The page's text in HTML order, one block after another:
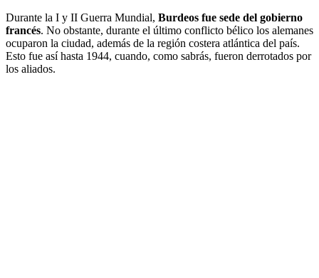
Durante la I y II Guerra Mundial, Burdeos fue sede del gobierno
francés. No obstante, durante el último conflicto bélico los alemanes
ocuparon la ciudad, además de la región costera atlántica del país.
Esto fue así hasta 1944, cuando, como sabrás, fueron derrotados por
los aliados.